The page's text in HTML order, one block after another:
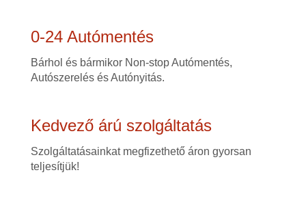
0-24 Autómentés
Bárhol és bármikor Non-stop Autómentés,
Autószerelés és Autónyitás.
Kedvező árú szolgáltatás
Szolgáltatásainkat megfizethető áron gyorsan
teljesítjük!